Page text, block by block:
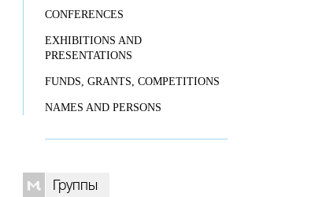
CONFERENCES
EXHIBITIONS AND
PRESENTATIONS
FUNDS, GRANTS, COMPETITIONS
NAMES AND PERSONS
Группы